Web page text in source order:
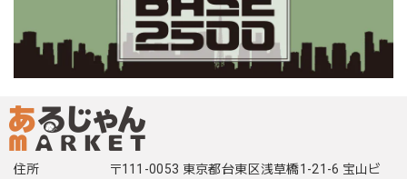
住所
〒111-0053 東京都台東区浅草橋1-21-6 宝山ビ